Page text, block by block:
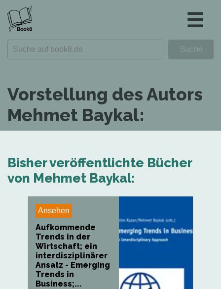
☰
Vorstellung des Autors
Mehmet Baykal:
Bisher veröffentlichte Bücher
von Mehmet Baykal:
Ansehen
Aufkommende
Trends in der
Wirtschaft; ein
interdisziplinärer
Ansatz - Emerging
Trends in
Business;...